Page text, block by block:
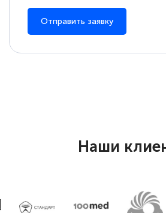
Отправить заявку
Наши